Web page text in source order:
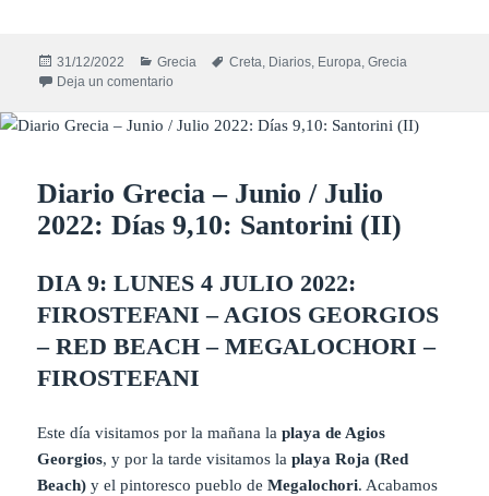
Publicado
el
31/12/2022 Categorías
Grecia Etiquetas
Creta, Diarios, Europa,Grecia
Deja un comentario
Diario Grecia – Junio / Julio
2022: Días 9,10: Santorini (II)
DIA 9: LUNES 4 JULIO 2022:
FIROSTEFANI – AGIOS GEORGIOS
– RED BEACH – MEGALOCHORI –
FIROSTEFANI
Este día visitamos por la mañana laplaya de Agios
Georgios, y por la tarde visitamos laplaya Roja (Red
Beach) y el pintoresco pueblo deMegalochori. Acabamos